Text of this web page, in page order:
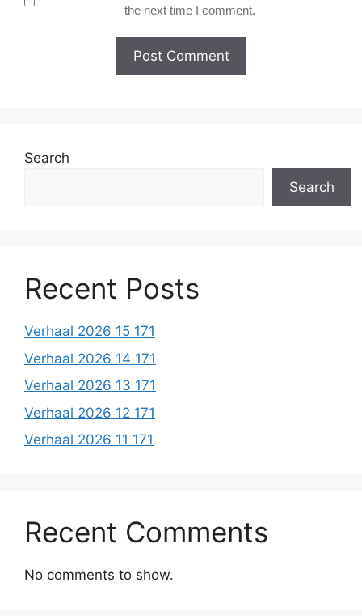
the next time I comment.
Search
Search
Recent Posts
Verhaal 2026 15 171
Verhaal 2026 14 171
Verhaal 2026 13 171
Verhaal 2026 12 171
Verhaal 2026 11 171
Recent Comments
No comments to show.